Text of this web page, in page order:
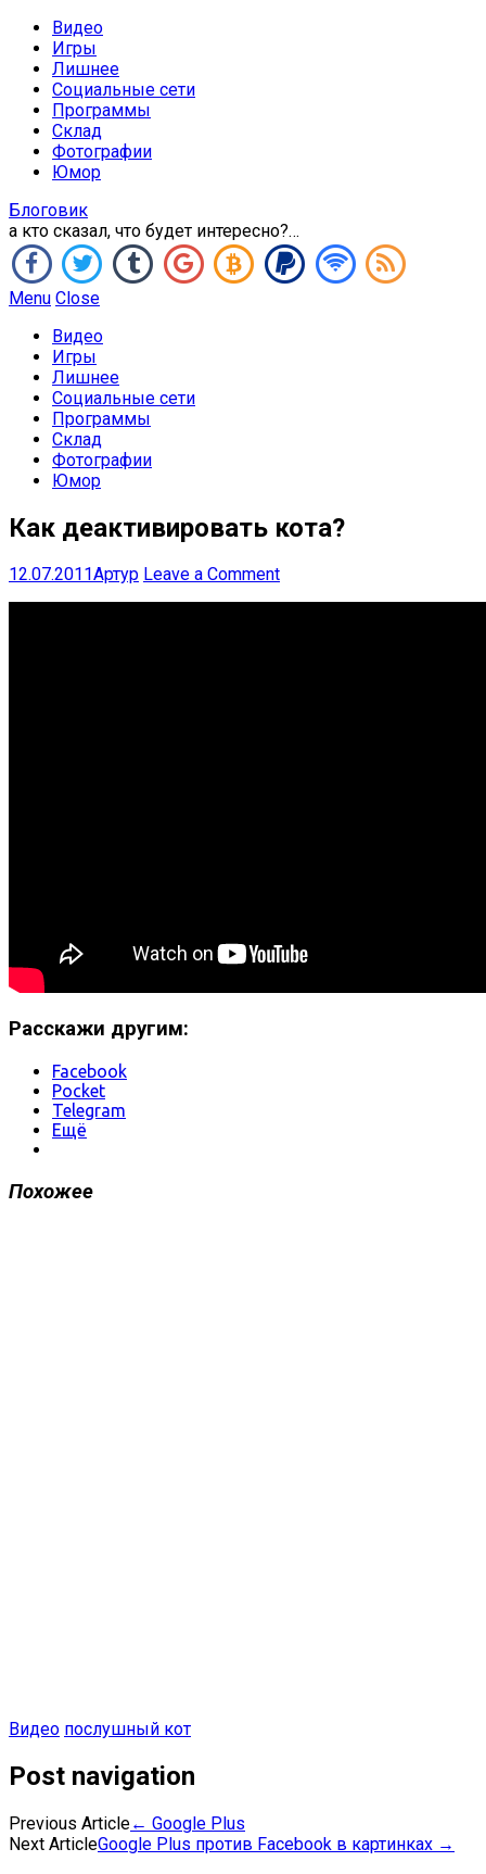
Видео
Игры
Лишнее
Социальные сети
Программы
Склад
Фотографии
Юмор
Блоговик
а кто сказал, что будет интересно?…
Menu Close
Видео
Игры
Лишнее
Социальные сети
Программы
Склад
Фотографии
Юмор
Как деактивировать кота?
12.07.2011Артур Leave a Comment
Расскажи другим:
Facebook
Pocket
Telegram
Ещё
Похожее
Видео послушный кот
Post navigation
Previous Article← Google Plus
Next ArticleGoogle Plus против Facebook в картинках →